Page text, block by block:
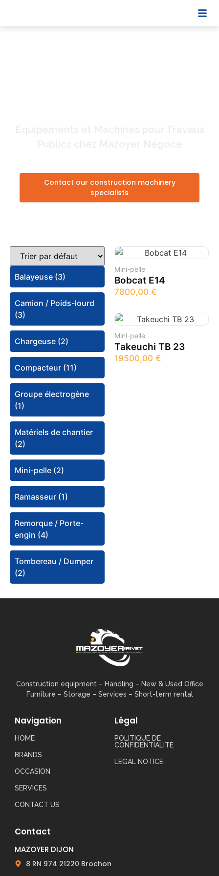
Contact our construction machinery
specialists
Balayeuse (3)
Camion / Poids-lourd
(3)
Chargeuse (2)
Compacteur (11)
Groupe électrogène
(1)
Matériels de chantier
(2)
Mini-pelle (2)
Ramasseur (1)
Remorque / Porte-
engin (4)
Tombereau / Dumper
(2)
Mini-pelle
Bobcat E14
7800,00 €
Mini-pelle
Takeuchi TB 23
19500,00 €
Construction equipment – ​​Handling – New & Used Office
Furniture – Storage – Services – Short-term rental
Navigation
HOME
BRANDS
OCCASION
SERVICES
CONTACT US
Légal
POLITIQUE DE
CONFIDENTIALITÉ
LEGAL NOTICE
Contact
MAZOYER DIJON
8 RN 974 21220 Brochon